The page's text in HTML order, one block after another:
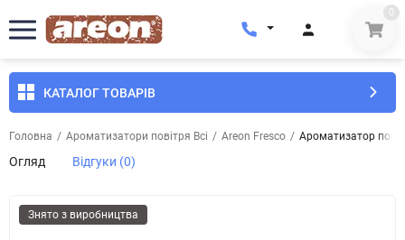
0
КАТАЛОГ ТОВАРІВ
Головна / Ароматизатори повітря Всі / Areon Fresco / Ароматизатор
Огляд Відгуки (0)
Знято з виробництва